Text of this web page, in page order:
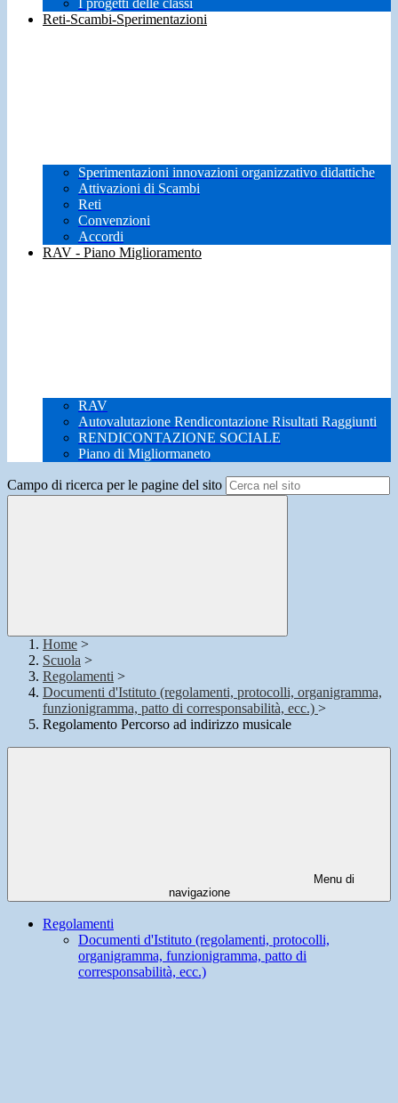
I progetti delle classi
Reti-Scambi-Sperimentazioni
Sperimentazioni innovazioni organizzativo didattiche
Attivazioni di Scambi
Reti
Convenzioni
Accordi
RAV - Piano Miglioramento
RAV
Autovalutazione Rendicontazione Risultati Raggiunti
RENDICONTAZIONE SOCIALE
Piano di Migliormaneto
Campo di ricerca per le pagine del sito
Home >
Scuola >
Regolamenti >
Documenti d'Istituto (regolamenti, protocolli, organigramma,
funzionigramma, patto di corresponsabilità, ecc.) >
Regolamento Percorso ad indirizzo musicale
Menu di
navigazione
Regolamenti
Documenti d'Istituto (regolamenti, protocolli,
organigramma, funzionigramma, patto di
corresponsabilità, ecc.)